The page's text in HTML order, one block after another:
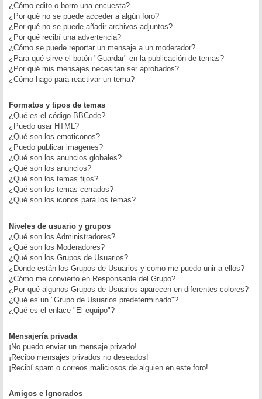
¿Cómo edito o borro una encuesta?
¿Por qué no se puede acceder a algún foro?
¿Por qué no se puede añadir archivos adjuntos?
¿Por qué recibí una advertencia?
¿Cómo se puede reportar un mensaje a un moderador?
¿Para qué sirve el botón "Guardar" en la publicación de temas?
¿Por qué mis mensajes necesitan ser aprobados?
¿Cómo hago para reactivar un tema?
Formatos y tipos de temas
¿Qué es el código BBCode?
¿Puedo usar HTML?
¿Qué son los emoticonos?
¿Puedo publicar imagenes?
¿Qué son los anuncios globales?
¿Qué son los anuncios?
¿Qué son los temas fijos?
¿Qué son los temas cerrados?
¿Qué son los iconos para los temas?
Niveles de usuario y grupos
¿Qué son los Administradores?
¿Qué son los Moderadores?
¿Qué son los Grupos de Usuarios?
¿Donde están los Grupos de Usuarios y como me puedo unir a ellos?
¿Cómo me convierto en Responsable del Grupo?
¿Por qué algunos Grupos de Usuarios aparecen en diferentes colores?
¿Qué es un "Grupo de Usuarios predeterminado"?
¿Qué es el enlace "El equipo"?
Mensajería privada
¡No puedo enviar un mensaje privado!
¡Recibo mensajes privados no deseados!
¡Recibí spam o correos maliciosos de alguien en este foro!
Amigos e Ignorados